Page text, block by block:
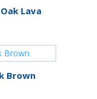
Lava
Brown